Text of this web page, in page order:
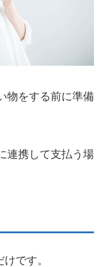
物をする前に準備
連携して支払う場
です。